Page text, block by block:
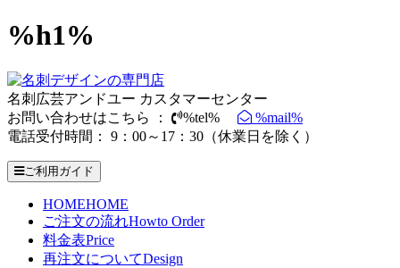
%h1%
名刺広芸アンドユー カスタマーセンター
お問い合わせはこちら ：
%tel%
%mail%
電話受付時間： 9：00～17：30（休業日を除く）
ご利用ガイド
HOMEHOME
ご注文の流れHowto Order
料金表Price
再注文についてDesign